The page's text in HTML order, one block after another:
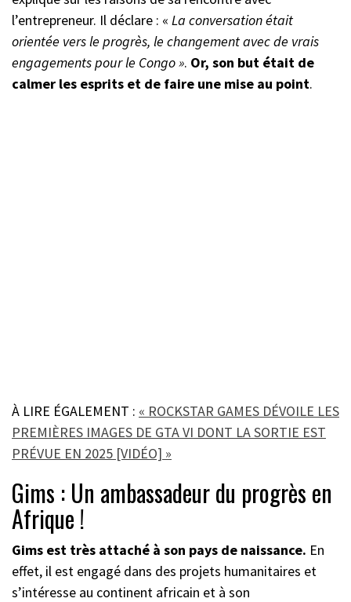
l’entrepreneur. Il déclare : « La conversation était
orientée vers le progrès, le changement avec de vrais
engagements pour le Congo ». Or, son but était de
calmer les esprits et de faire une mise au point.
À LIRE ÉGALEMENT : « ROCKSTAR GAMES DÉVOILE LES
PREMIÈRES IMAGES DE GTA VI DONT LA SORTIE EST
PRÉVUE EN 2025 [VIDÉO] »
Gims : Un ambassadeur du progrès en
Afrique !
Gims est très attaché à son pays de naissance. En
effet, il est engagé dans des projets humanitaires et
s’intéresse au continent africain et à son